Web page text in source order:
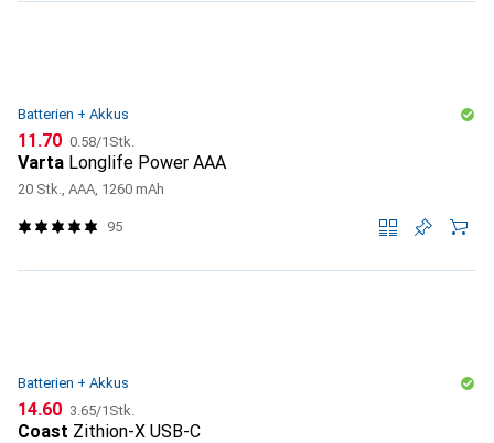
Batterien + Akkus
CHF
11.70 CHF
0.58/1Stk.
Varta Longlife Power AAA
20 Stk., AAA, 1260 mAh
95
Batterien + Akkus
CHF
14.60 CHF
3.65/1Stk.
Coast Zithion-X USB-C